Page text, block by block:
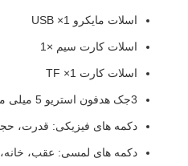
اسلات مایکرو USB ×1
اسلات کارت سیم ×1
اسلات کارت TF ×1
3جک هدفون استریو 5 میلی متری ×1
دکمه های فیزیکی: قدرت،
دکمه های لمسی: عقب،